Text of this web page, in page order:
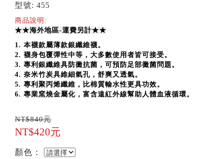
型號: 455
商品說明:
★★海外地區-運費另計★★
1. 本襪款屬薄款銀纖維襪。
2. 襪身包覆彈性中等，大多數使用者皆可接受。
3. 專利銀纖維具防黴抗菌，可預防足部黴菌問題。
4. 奈米竹炭具維細氣孔，舒爽又透氣。
5. 專利聚丙烯纖維，比棉質輸水性更具功效。
6. 專業窯燒金屬化，富含遠紅外線幫助人體血液循環。
NT$840元
NT$420元
顏色：